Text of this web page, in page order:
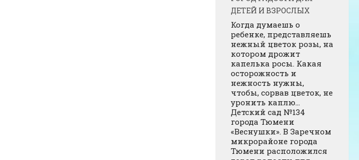
ДЕТЕЙ И ВЗРОСЛЫХ
Когда думаешь о
ребенке, представляешь
нежный цветок розы, на
котором дрожит
капелька росы. Какая
осторожность и
нежность нужны,
чтобы, сорвав цветок, не
уронить каплю…
Детский сад №134
города Тюмени
«Веснушки». В Заречном
микрорайоне города
Тюмени расположился